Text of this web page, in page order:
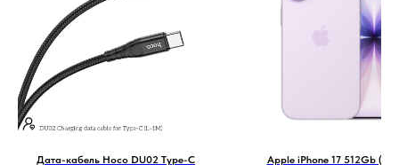
Дата-кабель Hoco DU02 Type-C Apple iPhone 17 512Gb